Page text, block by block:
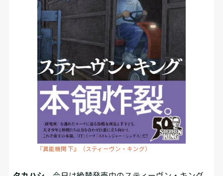
『異能機関 下』（スティーヴン・キング）